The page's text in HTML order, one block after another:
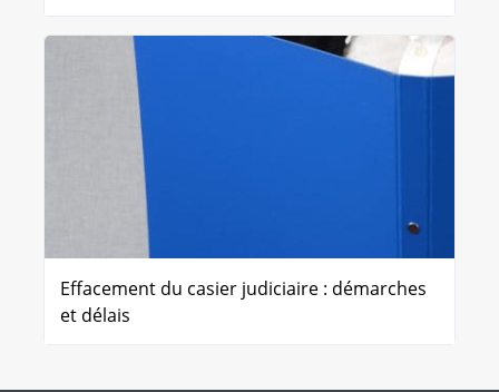
Effacement du casier judiciaire : démarches
et délais